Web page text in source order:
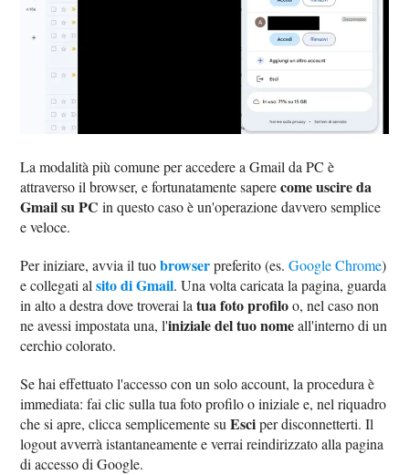
La modalità più comune per accedere a Gmail da PC è
attraverso il browser, e fortunatamente saperecome uscire da
Gmail su PC in questo caso è un'operazione davvero semplice
e veloce.
Per iniziare, avvia il tuobrowserpreferito (es.Google Chrome)
e collegati alsito di Gmail. Una volta caricata la pagina, guarda
in alto a destra dove troverai latua foto profiloo, nel caso non
ne avessi impostata una, l'iniziale del tuo nomeall'interno di un
cerchio colorato.
Se hai effettuato l'accesso con un solo account, la procedura è
immediata: fai clic sulla tua foto profilo o iniziale e, nel riquadro
che si apre, clicca semplicemente suEsciper disconnetterti. Il
logout avverrà istantaneamente e verrai reindirizzato alla pagina
di accesso di Google.